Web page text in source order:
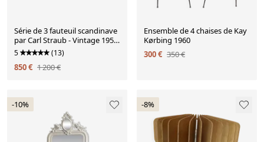
Série de 3 fauteuil scandinave
par Carl Straub - Vintage 1950
1960
5 (13)
850 € 1 200 €
Ensemble de 4 chaises de Kay
Kørbing 1960
300 € 350 €
-10% -8%